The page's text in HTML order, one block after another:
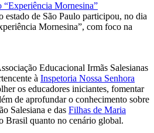
estado de São Paulo participou, no dia
Mornesina”, com foco na
Educacional Irmãs Salesianas
à Inspetoria Nossa Senhora
os educadores iniciantes, fomentar
de aprofundar o conhecimento sobre
Salesiana e das Filhas de Maria
Brasil quanto no cenário global.